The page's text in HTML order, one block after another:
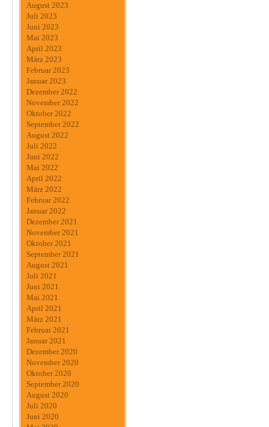
August 2023
Juli 2023
Juni 2023
Mai 2023
April 2023
März 2023
Februar 2023
Januar 2023
Dezember 2022
November 2022
Oktober 2022
September 2022
August 2022
Juli 2022
Juni 2022
Mai 2022
April 2022
März 2022
Februar 2022
Januar 2022
Dezember 2021
November 2021
Oktober 2021
September 2021
August 2021
Juli 2021
Juni 2021
Mai 2021
April 2021
März 2021
Februar 2021
Januar 2021
Dezember 2020
November 2020
Oktober 2020
September 2020
August 2020
Juli 2020
Juni 2020